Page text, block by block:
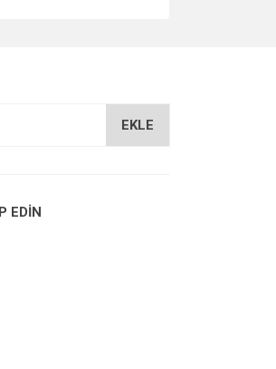
EKLE
EDİN